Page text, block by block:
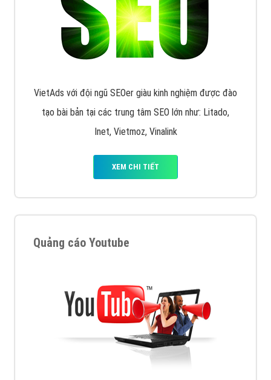
VietAds với đội ngũ SEOer giàu kinh nghiệm được đào
tạo bài bản tại các trung tâm SEO lớn như: Litado,
Inet, Vietmoz, Vinalink
XEM CHI TIẾT
Quảng cáo Youtube